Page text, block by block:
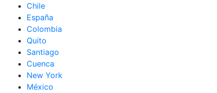
Chile
España
Colombia
Quito
Santiago
Cuenca
New York
México